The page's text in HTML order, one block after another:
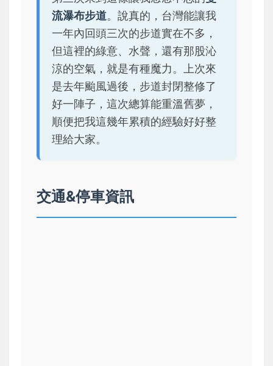
流瀑布步道。說真的，台灣能讓我
一年內回頭三次的步道實在不多，
但這裡的綠意、水聲，還有那股沁
涼的空氣，就是有種魔力。上次來
是去年颱風過後，步道封閉整修了
好一陣子，這次總算能重溫舊夢，
順便把我這幾年累積的經驗好好整
理給大家。
交通&停車資訊